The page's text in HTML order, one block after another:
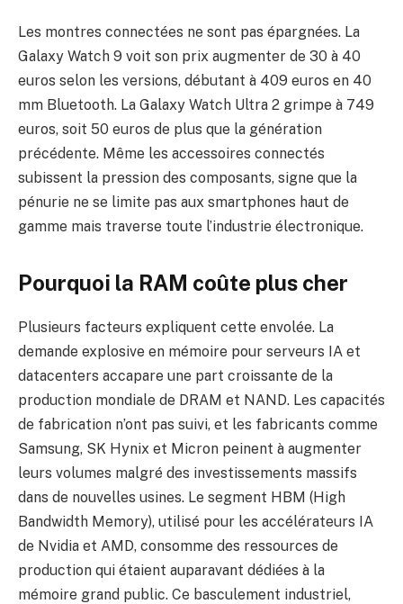
Les montres connectées ne sont pas épargnées. La
Galaxy Watch 9 voit son prix augmenter de 30 à 40
euros selon les versions, débutant à 409 euros en 40
mm Bluetooth. La Galaxy Watch Ultra 2 grimpe à 749
euros, soit 50 euros de plus que la génération
précédente. Même les accessoires connectés
subissent la pression des composants, signe que la
pénurie ne se limite pas aux smartphones haut de
gamme mais traverse toute l’industrie électronique.
Pourquoi la RAM coûte plus cher
Plusieurs facteurs expliquent cette envolée. La
demande explosive en mémoire pour serveurs IA et
datacenters accapare une part croissante de la
production mondiale de DRAM et NAND. Les capacités
de fabrication n’ont pas suivi, et les fabricants comme
Samsung, SK Hynix et Micron peinent à augmenter
leurs volumes malgré des investissements massifs
dans de nouvelles usines. Le segment HBM (High
Bandwidth Memory), utilisé pour les accélérateurs IA
de Nvidia et AMD, consomme des ressources de
production qui étaient auparavant dédiées à la
mémoire grand public. Ce basculement industriel,